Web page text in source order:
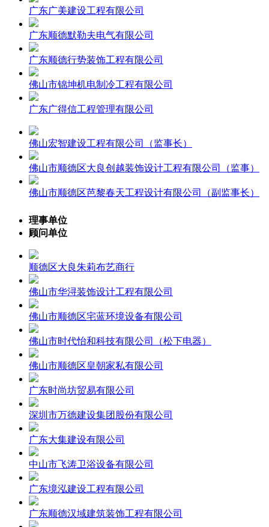
广东广美建设工程有限公司
广东顺德默勒夫电气有限公司
广东顺德行势装饰工程有限公司
佛山市锦坤机电制冷工程有限公司
广东广得信工程管理有限公司
佛山宏智建设工程有限公司（监事长）
佛山市顺德区大良创越装饰设计工程有限公司（监事）
佛山市顺德区芭黎春天工程设计有限公司（副监事长）
理事单位
顾问单位
顺德区大良朱莉布艺商行
佛山市华浔装饰设计工程有限公司
佛山市顺德区宅蓝环境设备有限公司
佛山市时代怡和科技有限公司（松下电器）
佛山市顺德区皇朝家私有限公司
广东时尚坊贸易有限公司
深圳市万德建设集团股份有限公司
广东大集建设有限公司
中山市飞涛卫浴设备有限公司
广东境泓建设工程有限公司
广东顺德汉域建筑装饰工程有限公司